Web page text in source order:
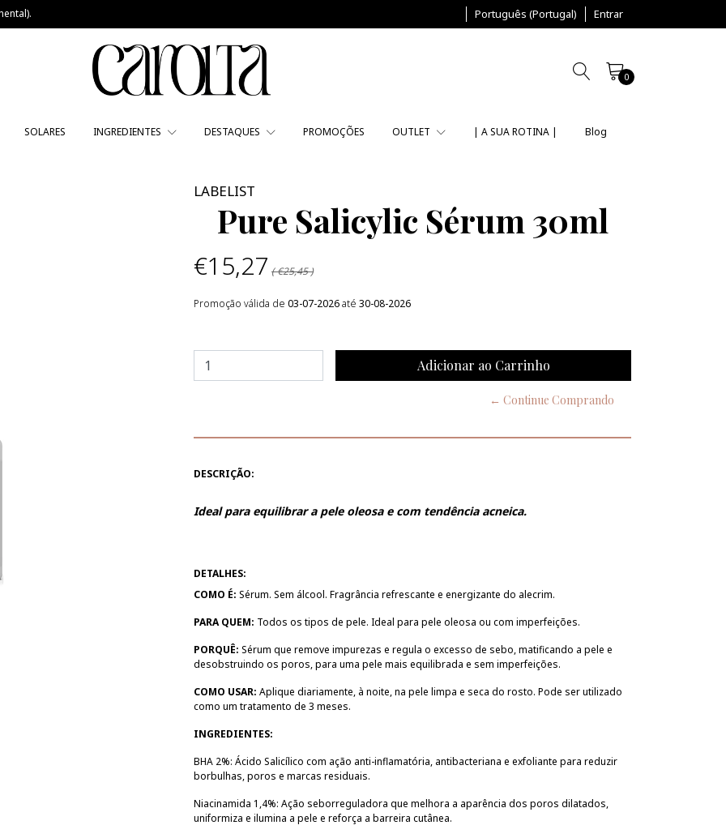
Português (Portugal) Entrar
0
SOLARES INGREDIENTES DESTAQUES PROMOÇÕES OUTLET | A SUA ROTINA | Blog
LABELIST
Pure Salicylic Sérum 30ml
€15,27 ( €25,45 )
Promoção válida de 03-07-2026até 30-08-2026
← Continue Comprando
DESCRIÇÃO:
Ideal para equilibrar a pele oleosa e com tendência acneica.
DETALHES:
COMO É: Sérum. Sem álcool. Fragrância refrescante e energizante do alecrim.
PARA QUEM: Todos os tipos de pele. Ideal para pele oleosa ou com imperfeições.
PORQUÊ: Sérum que remove impurezas e regula o excesso de sebo, matificando a pele e
desobstruindo os poros, para uma pele mais equilibrada e sem imperfeições.
COMO USAR: Aplique diariamente, à noite, na pele limpa e seca do rosto. Pode ser utilizado
como um tratamento de 3 meses.
INGREDIENTES:
BHA 2%: Ácido Salicílico com ação anti-inflamatória, antibacteriana e exfoliante para reduzir
borbulhas, poros e marcas residuais.
Niacinamida 1,4%: Ação seborreguladora que melhora a aparência dos poros dilatados,
uniformiza e ilumina a pele e reforça a barreira cutânea.